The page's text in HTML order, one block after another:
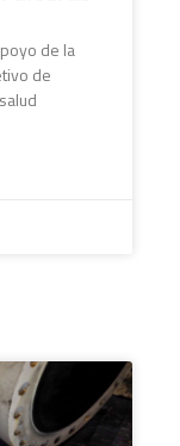
de la
de